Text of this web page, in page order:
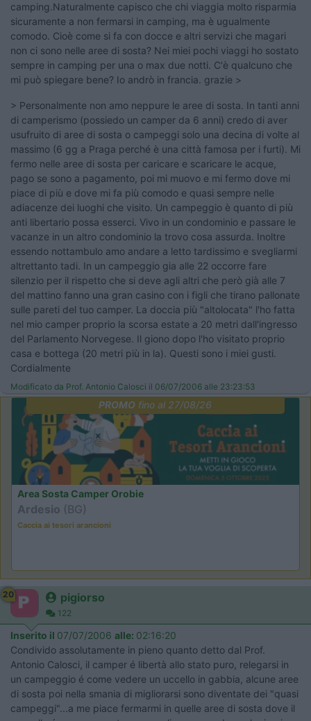
camping.Naturalmente capisco che chi viaggia molto risparmia
sicuramente a non fermarsi in camping, ma è ugualmente
comodo. Cioè come si fa con docce e altri servizi che magari
non ci sono nelle aree di sosta? Nei miei pochi viaggi ho sostato
sempre in camping per una o max due notti. C'è qualcuno che
mi può spiegare bene? Io andrò in francia. grazie >
> Personalmente non amo neppure le aree di sosta. In tanti anni
di camperismo (possiedo un camper da 6 anni) credo di aver
usufruito di aree di sosta o campeggi solo una decina di volte al
massimo (6 gg a Praga perché è una città famosa per i furti). Mi
fermo nelle aree di sosta per caricare e scaricare le acque,
pago se sono a pagamento, poi mi muovo e mi fermo dove mi
piace di più e dove mi fa più comodo e quasi sempre nelle
adiacenze dei luoghi che visito. Un campeggio è quanto di più
anti libertario possa esserci. Vivo in un condominio e passare le
vacanze in un altro condominio la trovo cosa assurda. Inoltre
essendo nottambulo amo andare a letto tardissimo e svegliarmi
altrettanto tadi. In un campeggio gia alle 22 occorre fare
silenzio per il rispetto che si deve agli altri che però già alle 7
del mattino fanno una gran casino con i figli che tirano pallonate
sulle pareti del tuo camper. La doccia più "altolocata" l'ho fatta
nel mio camper proprio la scorsa estate a 20 metri dall'ingresso
del Parlamento Norvegese. Il giono dopo l'ho visitato proprio
casa e bottega (20 metri più in la). Questi sono i miei gusti.
Cordialmente
Modificato da Prof. Antonio Calosci il 06/07/2006 alle 23:23:53
PROMO fino al 27/08/26
Area Sosta Camper Orobie
Ardesio (BG)
Caccia ai tesori arancioni
20 pigiorso
122
Inserito il 07/07/2006 alle: 02:16:20
Condivido assolutamente in pieno quanto detto dal Prof.
Antonio Calosci, il camper é libertà allo stato puro, relegarsi in
un campeggio é come vedere un uccello in gabbia, alcune aree
di sosta poi nella smania di migliorarsi sono diventate dei "quasi
campeggi"...a me piace fermarmi in quelle aree di sosta dove il